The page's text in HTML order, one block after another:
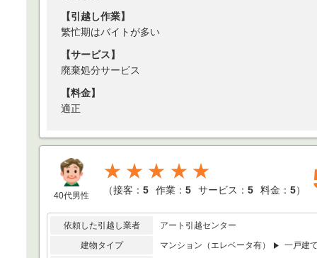
【引越し作業】
繁忙期はバイトが多い
【サービス】
廃棄処分サービス
【料金】
適正
40代男性
★★★★★
（接客： 5 作業： 5 サービス： 5 料金： 5）
依頼した引越し業者
アート引越センター
建物タイプ
マンション（エレベータ有）
一戸建